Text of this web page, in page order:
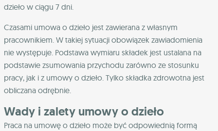
dzieło w ciągu 7 dni.
Czasami umowa o dzieło jest zawierana z własnym
pracownikiem. W takiej sytuacji obowiązek zawiadomienia
nie występuje. Podstawa wymiaru składek jest ustalana na
podstawie zsumowania przychodu zarówno ze stosunku
pracy, jak i z umowy o dzieło. Tylko składka zdrowotna jest
obliczana odrębnie.
Wady i zalety umowy o dzieło
Praca na umowę o dzieło może być odpowiednią formą